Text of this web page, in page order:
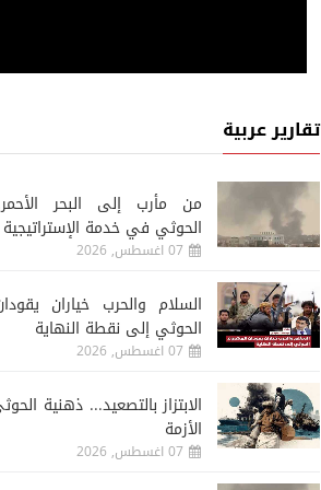
اقتناء السلاح في اليمن... آلاف
الأرواح يهددها الرصاص المنفلت
تقارير عربية
من مأرب إلى البحر
الحوثي في خدمة الإستراتيجية
07 اغسطس, 2026
السلام والحرب خياران
الحوثي إلى نقطة النهاية
07 اغسطس, 2026
الابتزاز بالتصعيد... ذهنية
الأزمة
07 اغسطس, 2026